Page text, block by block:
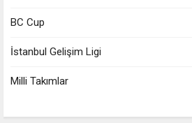
BC Cup
İstanbul Gelişim Ligi
Milli Takımlar